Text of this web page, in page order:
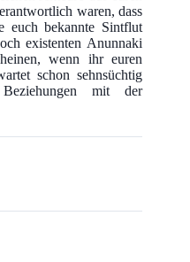
waren, dass
euch bekannte Sintflut
existenten Anunnaki
wenn ihr euren
schon sehnsüchtig
mit der